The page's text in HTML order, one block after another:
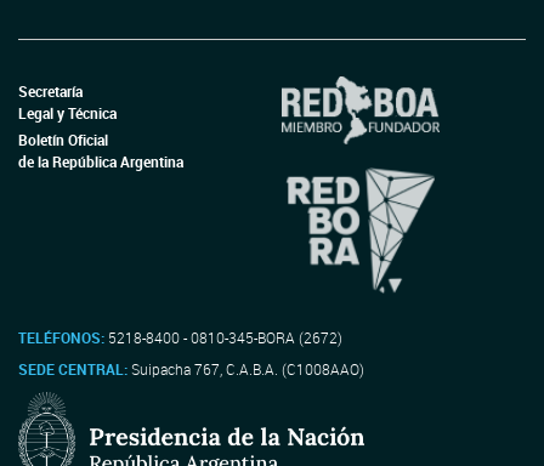
Secretaría
Legal y Técnica
Boletín Oficial
de la República Argentina
TELÉFONOS: 5218-8400 - 0810-345-BORA (2672)
SEDE CENTRAL:Suipacha 767, C.A.B.A. (C1008AAO)